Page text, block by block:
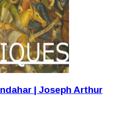
| Joseph Arthur